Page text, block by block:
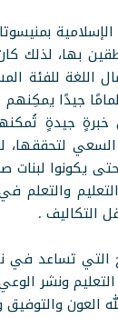
بها، لذلك
اللغة للفئة
جيدًا
من خبرةٍ جيدةٍ
لتحققها،
يكونوا لبنات
والتعلم
التكاليف .
التي تساعد في
ونشر
العون